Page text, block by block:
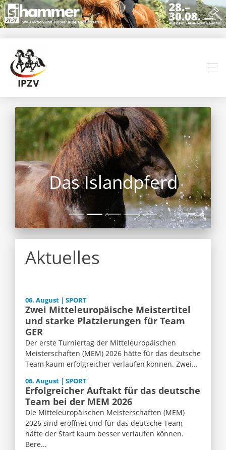
Das Islandpferd
Aktuelles
06. August | SPORT
Zwei Mitteleuropäische Meistertitel
und starke Platzierungen für Team
GER
Der erste Turniertag der Mitteleuropäischen
Meisterschaften (MEM) 2026 hätte für das deutsche
Team kaum erfolgreicher verlaufen können. Zwei...
06. August | SPORT
Erfolgreicher Auftakt für das deutsche
Team bei der MEM 2026
Die Mitteleuropäischen Meisterschaften (MEM)
2026 sind eröffnet und für das deutsche Team
hätte der Start kaum besser verlaufen können.
Bere...